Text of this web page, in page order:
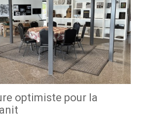
optimiste pour la